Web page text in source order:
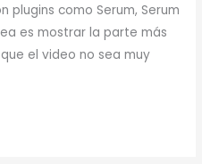
plugins como Serum, Serum
es mostrar la parte más
el video no sea muy